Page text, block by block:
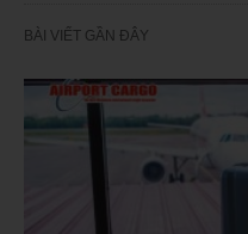
BÀI VIẾT GẦN ĐÂY